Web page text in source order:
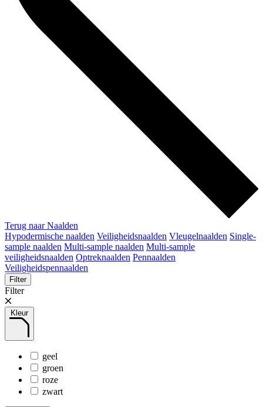
Terug naar Naalden
Hypodermische naalden Veiligheidsnaalden Vleugelnaalden Single-
sample naalden Multi-sample naalden Multi-sample
veiligheidsnaalden Optreknaalden Pennaalden
Veiligheidspennaalden
Filter
Filter
Kleur
geel
groen
roze
zwart